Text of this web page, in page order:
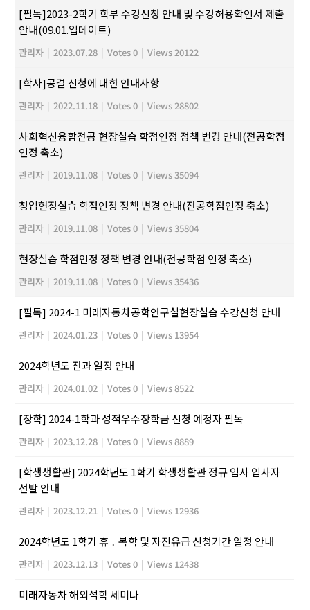
[필독]2023-2학기 학부 수강신청 안내 및 수강허용확인서 제출
안내(09.01.업데이트)
관리자 | 2023.07.28 | Votes 0 | Views 20122
[학사]공결 신청에 대한 안내사항
관리자 | 2022.11.18 | Votes 0 | Views 28802
사회혁신융합전공 현장실습 학점인정 정책 변경 안내(전공학점
인정 축소)
관리자 | 2019.11.08 | Votes 0 | Views 35094
창업현장실습 학점인정 정책 변경 안내(전공학점인정 축소)
관리자 | 2019.11.08 | Votes 0 | Views 35804
현장실습 학점인정 정책 변경 안내(전공학점 인정 축소)
관리자 | 2019.11.08 | Votes 0 | Views 35436
[필독] 2024-1 미래자동차공학연구실현장실습 수강신청 안내
관리자 | 2024.01.23 | Votes 0 | Views 13954
2024학년도 전과 일정 안내
관리자 | 2024.01.02 | Votes 0 | Views 8522
[장학] 2024-1학과 성적우수장학금 신청 예정자 필독
관리자 | 2023.12.28 | Votes 0 | Views 8889
[학생생활관] 2024학년도 1학기 학생생활관 정규 입사 입사자
선발 안내
관리자 | 2023.12.21 | Votes 0 | Views 12936
2024학년도 1학기 휴 ․ 복학 및 자진유급 신청기간 일정 안내
관리자 | 2023.12.13 | Votes 0 | Views 12438
미래자동차 해외석학 세미나